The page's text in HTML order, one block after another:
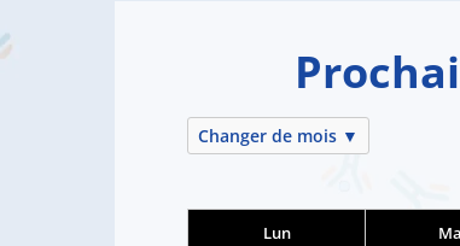
Changer de mois ▼
Lun